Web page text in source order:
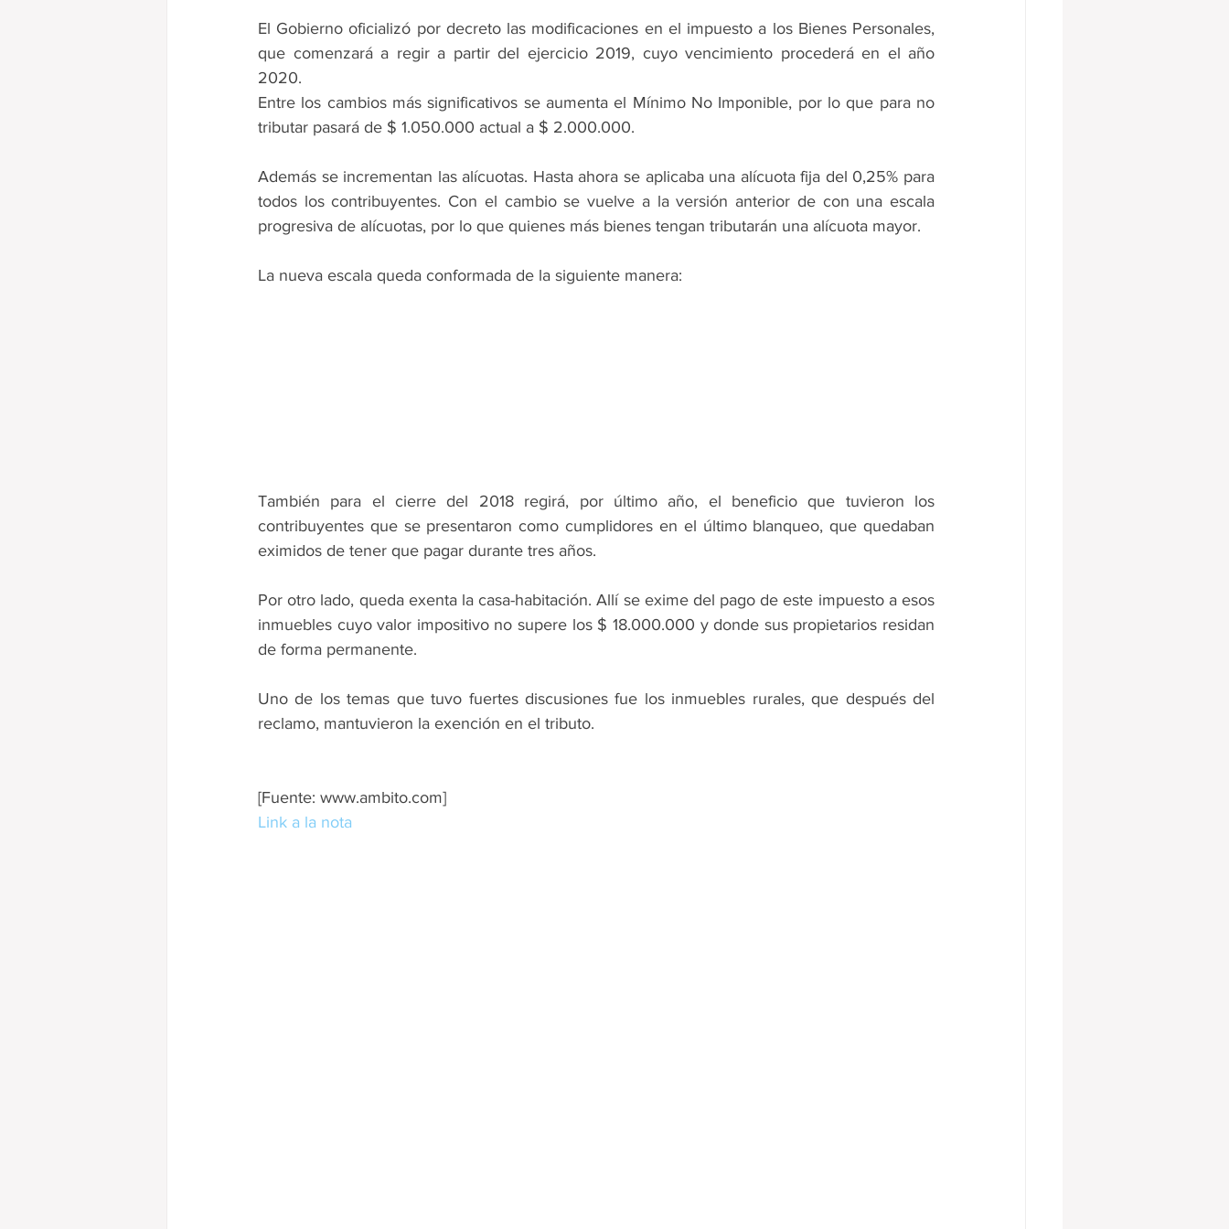
GananciasEl Gobierno oficializó por decreto las modificaciones en el impuesto a los Bienes Personales,
que comenzará a regir a partir del ejercicio 2019, cuyo vencimiento procederá en el año
2020.
Entre los cambios más significativos se aumenta el Mínimo No Imponible, por lo que para no
tributar pasará de $ 1.050.000 actual a $ 2.000.000.
Además se incrementan las alícuotas. Hasta ahora se aplicaba una alícuota fija del 0,25% para
todos los contribuyentes. Con el cambio se vuelve a la versión anterior de con una escala
progresiva de alícuotas, por lo que quienes más bienes tengan tributarán una alícuota mayor.
La nueva escala queda conformada de la siguiente manera:
También para el cierre del 2018 regirá, por último año, el beneficio que tuvieron los
contribuyentes que se presentaron como cumplidores en el último blanqueo, que quedaban
eximidos de tener que pagar durante tres años.
Por otro lado, queda exenta la casa-habitación. Allí se exime del pago de este impuesto a esos
inmuebles cuyo valor impositivo no supere los $ 18.000.000 y donde sus propietarios residan
de forma permanente.
Uno de los temas que tuvo fuertes discusiones fue los inmuebles rurales, que después del
reclamo, mantuvieron la exención en el tributo.
[Fuente: www.ambito.com]
Link a la nota